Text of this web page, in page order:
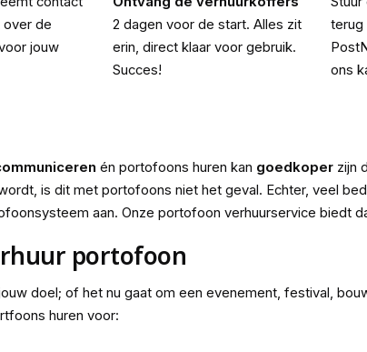
over de
jouw
2 dagen voor de start. Alles zit
erin, direct klaar voor gebruik.
Succes!
terug
ons
én portofoons huren kan goedkoper zijn
is dit met portofoons niet het geval. Echter, veel
aan. Onze portofoon verhuurservice biedt
portofoon
doel; of het nu gaat om een evenement, festival,
huren voor: